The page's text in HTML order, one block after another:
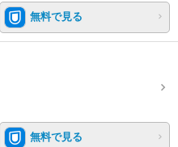
無料で見る
無料で見る